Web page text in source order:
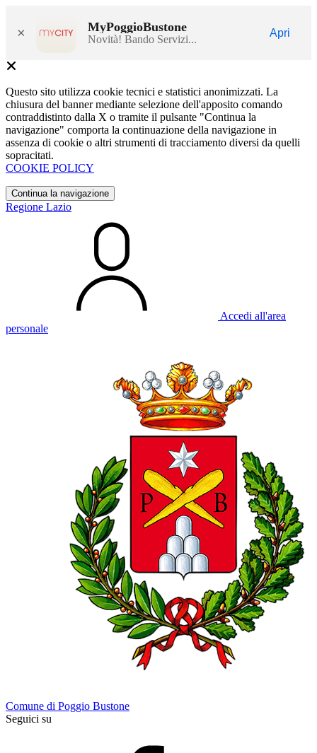
× MyPoggioBustone
Novità! Bando Servizi...
Apri
Questo sito utilizza cookie tecnici e statistici anonimizzati. La
chiusura del banner mediante selezione dell'apposito comando
contraddistinto dalla X o tramite il pulsante "Continua la
navigazione" comporta la continuazione della navigazione in
assenza di cookie o altri strumenti di tracciamento diversi da quelli
sopracitati.
COOKIE POLICY
Continua la navigazione
Regione Lazio
Accedi all'area
personale
Comune di Poggio Bustone
Seguici su